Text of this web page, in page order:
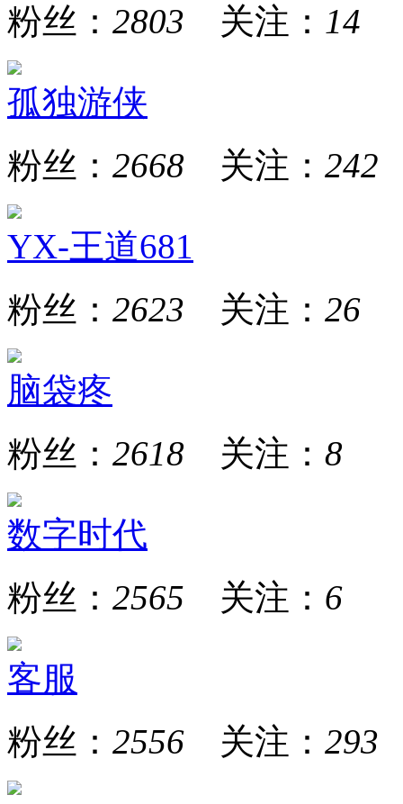
粉丝： 2803 关注： 14
孤独游侠
粉丝： 2668 关注： 242
YX-王道681
粉丝： 2623 关注： 26
脑袋疼
粉丝： 2618 关注： 8
数字时代
粉丝： 2565 关注： 6
客服
粉丝： 2556 关注： 293